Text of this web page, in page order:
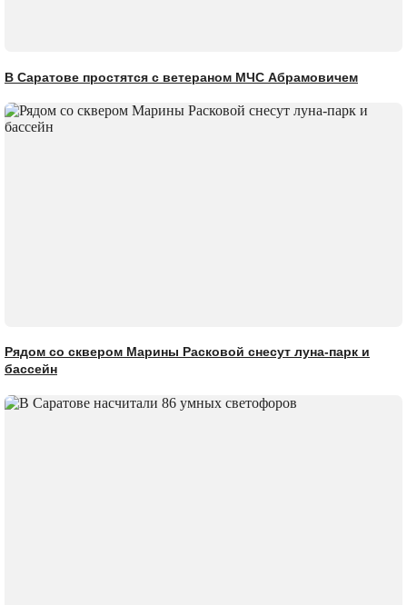
В Саратове простятся с ветераном МЧС Абрамовичем
Рядом со сквером Марины Расковой снесут луна-парк и
бассейн